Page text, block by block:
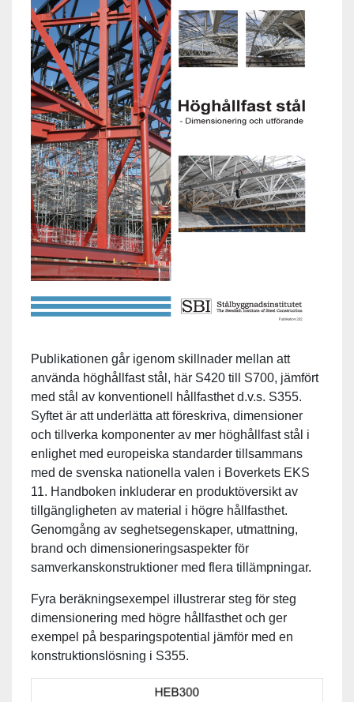
Publikationen går igenom skillnader mellan att
använda höghållfast stål, här S420 till S700, jämfört
med stål av konventionell hållfasthet d.v.s. S355.
Syftet är att underlätta att föreskriva, dimensioner
och tillverka komponenter av mer höghållfast stål i
enlighet med europeiska standarder tillsammans
med de svenska nationella valen i Boverkets EKS
11. Handboken inkluderar en produktöversikt av
tillgängligheten av material i högre hållfasthet.
Genomgång av seghetsegenskaper, utmattning,
brand och dimensioneringsaspekter för
samverkanskonstruktioner med flera tillämpningar.
Fyra beräkningsexempel illustrerar steg för steg
dimensionering med högre hållfasthet och ger
exempel på besparingspotential jämför med en
konstruktionslösning i S355.